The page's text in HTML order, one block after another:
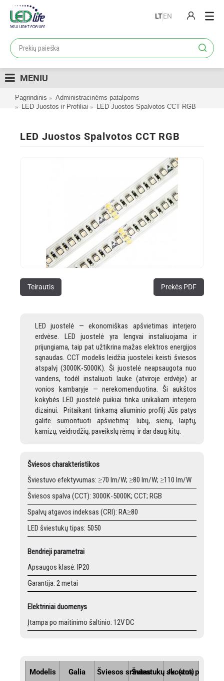
LTEN
PRODUKTAI
LOJALUMO PROGRAMA
KATALOGAI
MENIU
Pagrindinis
Administracinėms patalpoms
LED Juostos ir Profiliai
LED Juostos Spalvotos CCT RGB
LED Juostos Spalvotos CCT RGB
Teirautis Prekės PDF
LED juostelė — ekonomiškas apšvietimas interjero
erdvėse. LED juostelė yra lengvai instaliuojama ir
prijungiama, taip pat užtikrina mažas elektros energijos
sąnaudas. CCT modelis leidžia juostelei keisti šviesos
atspalvį (3000K-5000K). Ši juostelė neapsaugota nuo
vandens, todėl instaliuoti lauke (atviroje erdvėje) ar
vonios kambaryje — nerekomenduotina. Ši aukštos
kokybės LED juostelė puikiai tinka unikaliam interjero
dizainui. Pritaikant tinkamą aliuminio profilį Jūs patys
galite sumontuoti apšvietimą: lubų, sienų, laiptų,
karnizų, veidrodžių, paveikslų rėmų ir dar daug kitų.
Šviesos charakteristikos
Šviestuvo efektyvumas: ≥70 lm/W; ≥80 lm/W; ≥110 lm/W
Šviesos spalva (CCT): 3000K-5000K; CCT; RGB
Spalvų atgavos indeksas (CRI): RA≥80
LED šviestukų tipas: 5050
Bendrieji parametrai
Apsaugos klasė: IP20
Garantija: 2 metai
Elektriniai duomenys
Įtampa po maitinimo šaltinio: 12V DC
Modelis Galia Šviesos srautasŠviestukų sk. (vnt)
Juostos plotis